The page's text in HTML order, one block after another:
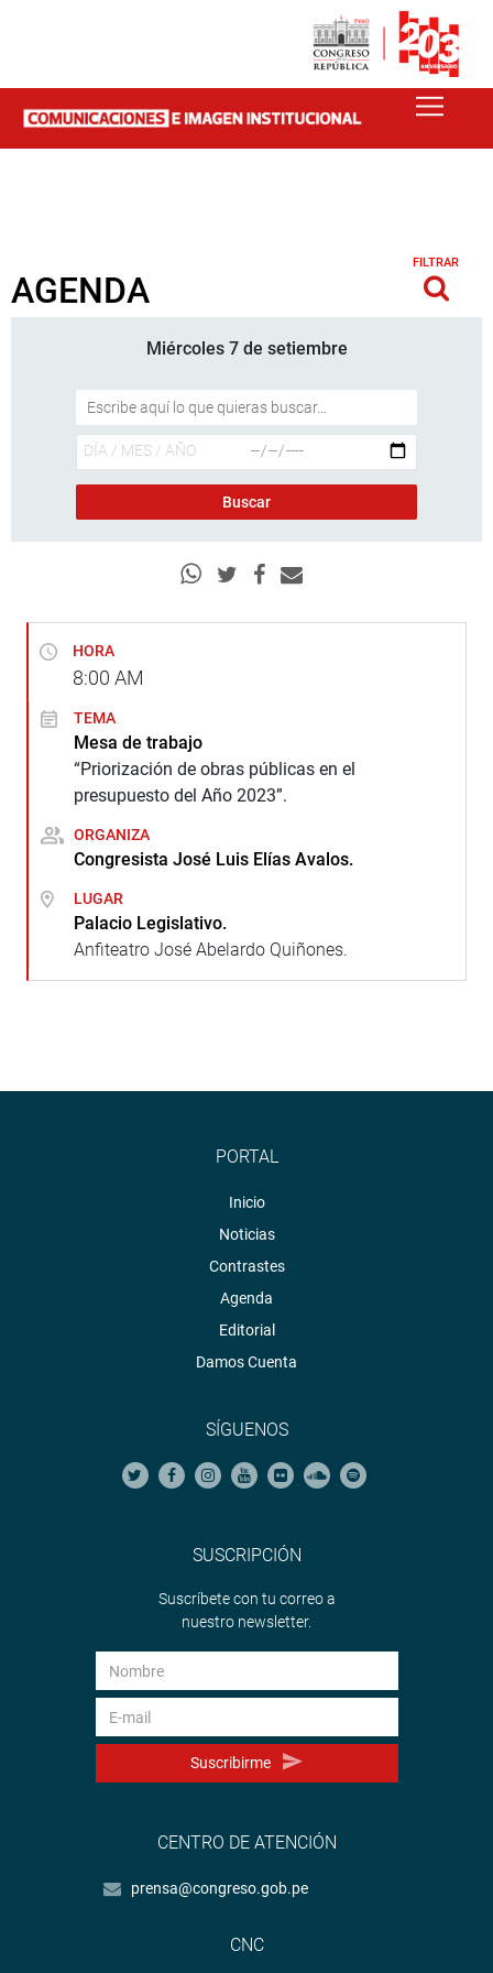
AGENDA
FILTRAR
Miércoles 7 de setiembre
HORA
8:00 AM
TEMA
Mesa de trabajo
“Priorización de obras públicas en el
presupuesto del Año 2023”.
ORGANIZA
Congresista José Luis Elías Avalos.
LUGAR
Palacio Legislativo.
Anfiteatro José Abelardo Quiñones.
PORTAL
Inicio
Noticias
Contrastes
Agenda
Editorial
Damos Cuenta
SÍGUENOS
SUSCRIPCIÓN
Suscríbete con tu correo a
nuestro newsletter.
Suscribirme
CENTRO DE ATENCIÓN
prensa@congreso.gob.pe
CNC